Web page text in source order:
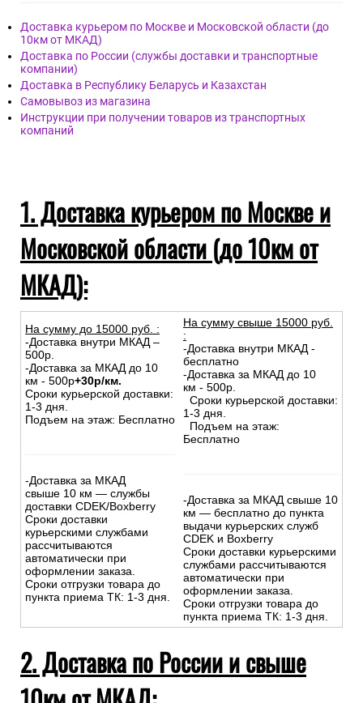
Доставка курьером по Москве и Московской области (до
10км от МКАД)
Доставка по России (службы доставки и транспортные
компании)
Доставка в Республику Беларусь и Казахстан
Самовывоз из магазина
Инструкции при получении товаров из транспортных
компаний
1. Доставка курьером по Москве и
Московской области (до 10км от
МКАД):
На сумму до 15000 руб. :
-Доставка внутри МКАД –
500р.
-Доставка за МКАД до 10
км - 500р+30р/км.
Сроки курьерской доставки:
1-3 дня.
Подъем на этаж: Бесплатно
-Доставка за МКАД
свыше 10 км — службы
доставки CDEK/Boxberry
Сроки доставки
курьерскими службами
рассчитываются
автоматически при
оформлении заказа.
Сроки отгрузки товара до
пункта приема ТК: 1-3 дня.
На сумму свыше 15000 руб.
:
-Доставка внутри МКАД -
бесплатно
-Доставка за МКАД до 10
км - 500р.
Сроки курьерской доставки:
1-3 дня.
Подъем на этаж:
Бесплатно
-Доставка за МКАД свыше 10
км — бесплатно до пункта
выдачи курьерских служб
CDEK и Boxberry
Сроки доставки курьерскими
службами рассчитываются
автоматически при
оформлении заказа.
Сроки отгрузки товара до
пункта приема ТК: 1-3 дня.
2. Доставка по России и свыше